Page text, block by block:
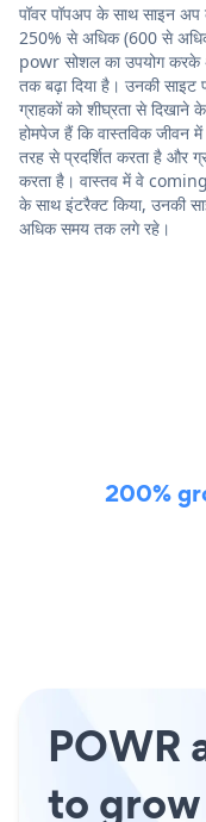
पॉवर पॉपअप के साथ साइन
250% से अधिक (600 से
powr सोशल का उपयोग करके
तक बढ़ा दिया है। उनकी
ग्राहकों को शीघ्रता से
होमपेज हैं कि वास्तविक जीवन
तरह से प्रदर्शित करता है और
करता है। वास्तव में वे
के साथ इंटरैक्ट किया, उनकी
अधिक समय तक लगे रहे।
200%
POWR
to